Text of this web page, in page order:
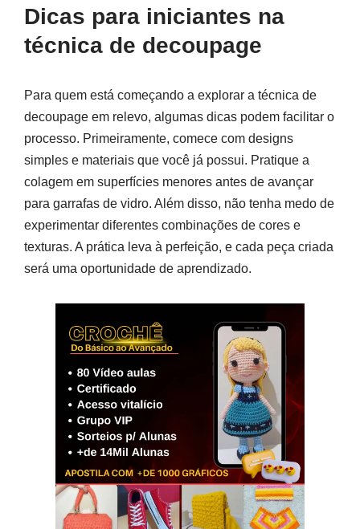
Dicas para iniciantes na
técnica de decoupage
Para quem está começando a explorar a técnica de
decoupage em relevo, algumas dicas podem facilitar o
processo. Primeiramente, comece com designs
simples e materiais que você já possui. Pratique a
colagem em superfícies menores antes de avançar
para garrafas de vidro. Além disso, não tenha medo de
experimentar diferentes combinações de cores e
texturas. A prática leva à perfeição, e cada peça criada
será uma oportunidade de aprendizado.